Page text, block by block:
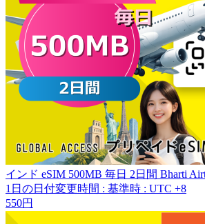
インド eSIM 500MB 毎日 2日間 Bharti
1日の日付変更時間 : 基準時 : UTC +8
550円